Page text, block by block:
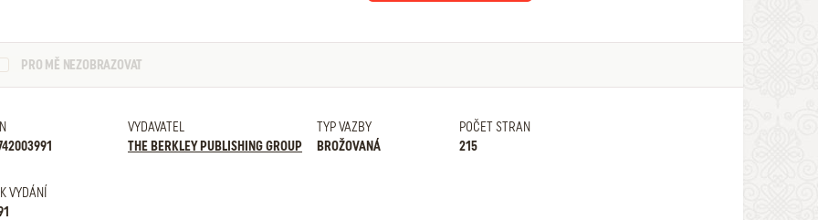
PRO MĚ NEZOBRAZOVAT
VYDAVATEL
THE BERKLEY PUBLISHING GROUP
TYP VAZBY
BROŽOVANÁ
POČET STRAN
215
VYDÁNÍ